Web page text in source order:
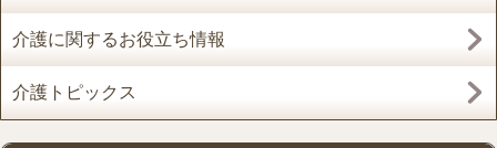
介護に関するお役立ち情報
介護トピックス